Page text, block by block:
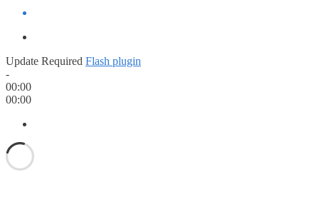
Update Required Flash plugin
-
00:00
00:00